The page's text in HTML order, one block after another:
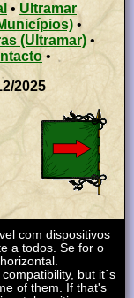
• Ultramar
•
(Ultramar) •
•
2025
com dispositivos
a todos. Se for o
but it´s
of them. If that's